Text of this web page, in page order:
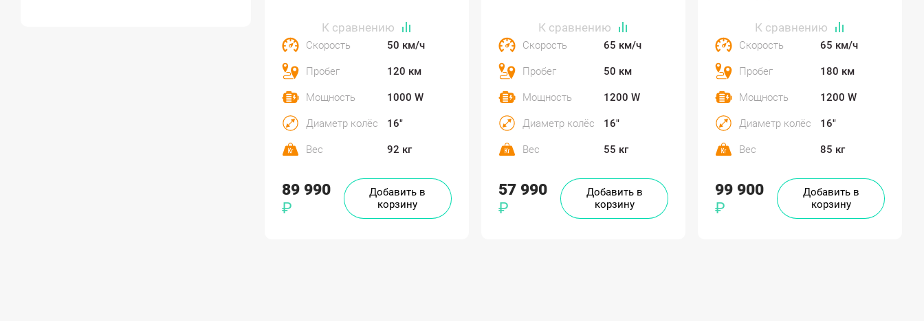
Скорость 50 км/ч
Пробег 120 км
Мощность 1000 W
Диаметр колёс 16"
Вес 92 кг
89 990
₽
Добавить в
корзину
Скорость 65 км/ч
Пробег 50 км
Мощность 1200 W
Диаметр колёс 16"
Вес 55 кг
57 990
₽
Добавить в
корзину
Скорость 65 км/ч
Пробег 180 км
Мощность 1200 W
Диаметр колёс 16"
Вес 85 кг
99 900
₽
Добавить в
корзину